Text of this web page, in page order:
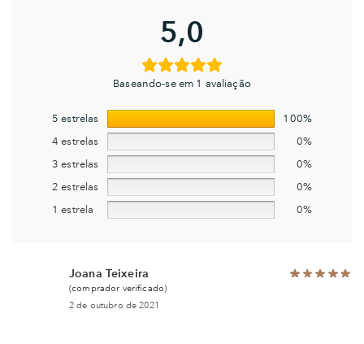
5,0
Baseando-se em 1 avaliação
5 estrelas
100%
4 estrelas
0%
3 estrelas
0%
2 estrelas
0%
1 estrela
0%
Joana Teixeira
(comprador verificado)
2 de outubro de 2021